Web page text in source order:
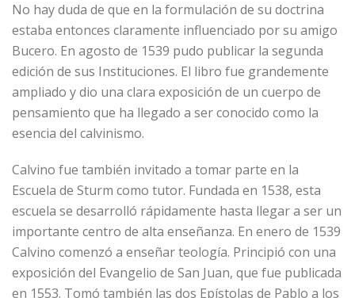
No hay duda de que en la formulación de su doctrina
estaba entonces claramente influenciado por su amigo
Bucero. En agosto de 1539 pudo publicar la segunda
edición de sus Instituciones. El libro fue grandemente
ampliado y dio una clara exposición de un cuerpo de
pensamiento que ha llegado a ser conocido como la
esencia del calvinismo.
Calvino fue también invitado a tomar parte en la
Escuela de Sturm como tutor. Fundada en 1538, esta
escuela se desarrolló rápidamente hasta llegar a ser un
importante centro de alta enseñanza. En enero de 1539
Calvino comenzó a enseñar teología. Principió con una
exposición del Evangelio de San Juan, que fue publicada
en 1553. Tomó también las dos Epístolas de Pablo a los